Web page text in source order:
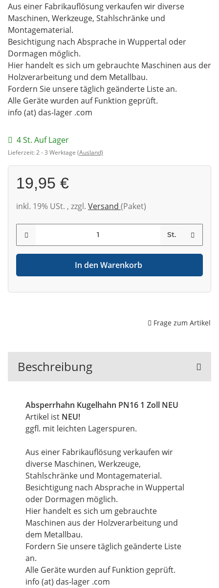
Aus einer Fabrikauflösung verkaufen wir diverse
Maschinen, Werkzeuge, Stahlschränke und
Montagematerial.
Besichtigung nach Absprache in Wuppertal oder
Dormagen möglich.
Hier handelt es sich um gebrauchte Maschinen aus der
Holzverarbeitung und dem Metallbau.
Fordern Sie unsere täglich geänderte Liste an.
Alle Geräte wurden auf Funktion geprüft.
info (at) das-lager .com
4 St. Auf Lager
Lieferzeit:2 - 3 Werktage (Ausland)
19,95 €
inkl. 19% USt. , zzgl. Versand (Paket)
St.
In den Warenkorb
Frage zum Artikel
Beschreibung
Absperrhahn Kugelhahn PN16 1 Zoll NEU
Artikel ist NEU!
ggfl. mit leichten Lagerspuren.
Aus einer Fabrikauflösung verkaufen wir
diverse Maschinen, Werkzeuge,
Stahlschränke und Montagematerial.
Besichtigung nach Absprache in Wuppertal
oder Dormagen möglich.
Hier handelt es sich um gebrauchte
Maschinen aus der Holzverarbeitung und
dem Metallbau.
Fordern Sie unsere täglich geänderte Liste
an.
Alle Geräte wurden auf Funktion geprüft.
info (at) das-lager .com